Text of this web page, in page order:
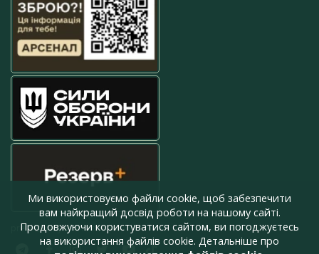
press@armyinform.com.ua
Ми використовуємо файли cookie, щоб забезпечити
вам найкращий досвід роботи на нашому сайті.
Продовжуючи користуватися сайтом, ви погоджуєтесь
на використання файлів cookie. Детальніше про